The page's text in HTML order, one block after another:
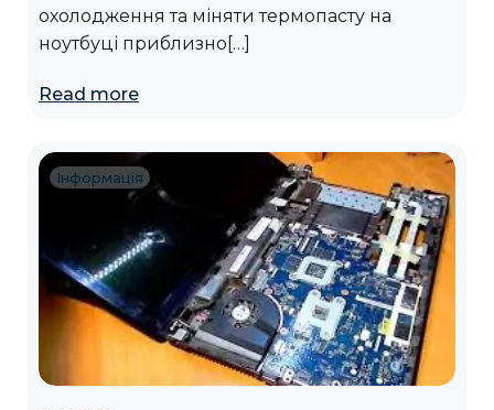
охолодження та міняти термопасту на
ноутбуці приблизно[…]
Read more
Інформація